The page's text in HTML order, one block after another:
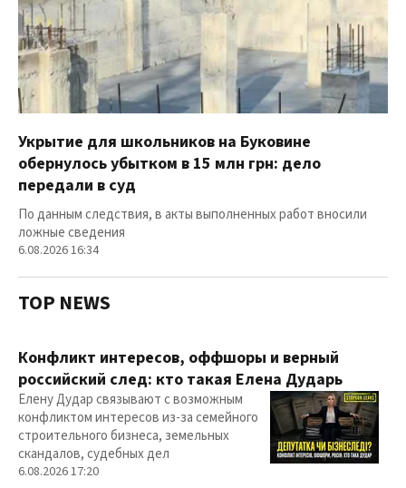
Укрытие для школьников на Буковине
обернулось убытком в 15 млн грн: дело
передали в суд
По данным следствия, в акты выполненных работ вносили
ложные сведения
6.08.2026 16:34
TOP NEWS
Конфликт интересов, оффшоры и верный
российский след: кто такая Елена Дударь
Елену Дудар связывают с возможным
конфликтом интересов из-за семейного
строительного бизнеса, земельных
скандалов, судебных дел
6.08.2026 17:20